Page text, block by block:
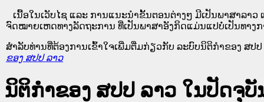
ເນື້ອໃນ​ເວັບ​ໄຊ​ ແລະ ການແນະນໍາຂັ້ນຕອນຕ່າງໆ ມີເປັນພາສາລາວ
ຈົດໝາຍເຫດທາງລັດຖະການ ທີ່ເປັນພາສາອັງກິດແມ່ນແປບໍ່ເປັນທາງ
ສໍາລັບທ່ານທີ່ຕ້ອງການເຂົ້າໃຈເພີ່ມຕື່ມກ່ຽວກັບ ລະບົບນິຕິກຳຂອງ ສປປ
ຂອງ ສປປ ລາວ
ນິຕິກຳຂອງ ສປປ ລາວ ໃນປັດຈຸ